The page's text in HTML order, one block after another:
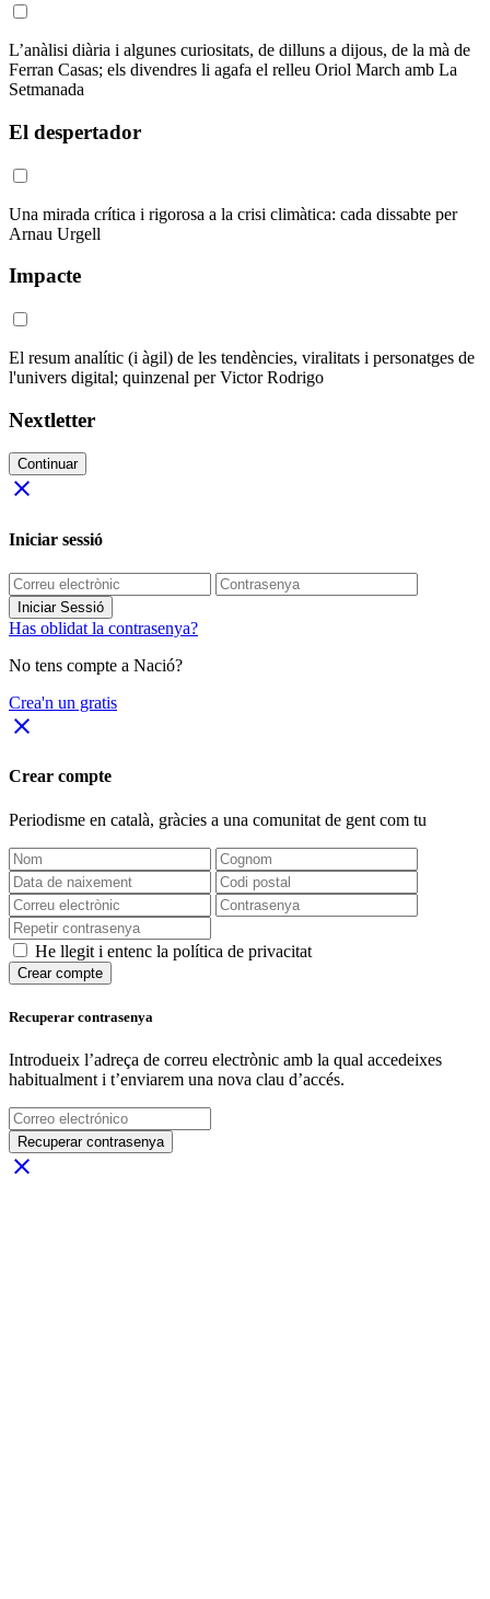
L’anàlisi diària i algunes curiositats, de dilluns a dijous, de la mà de
Ferran Casas; els divendres li agafa el relleu Oriol March amb La
Setmanada
El despertador
Una mirada crítica i rigorosa a la crisi climàtica: cada dissabte per
Arnau Urgell
Impacte
El resum analític (i àgil) de les tendències, viralitats i personatges de
l'univers digital; quinzenal per Victor Rodrigo
Nextletter
Continuar
close
Iniciar sessió
Iniciar Sessió
Has oblidat la contrasenya?
No tens compte a Nació?
Crea'n un gratis
close
Crear compte
Periodisme en català, gràcies a una comunitat de gent com tu
He llegit i entenc la política de privacitat
Crear compte
Recuperar contrasenya
Introdueix l’adreça de correu electrònic amb la qual accedeixes
habitualment i t’enviarem una nova clau d’accés.
Recuperar contrasenya
close